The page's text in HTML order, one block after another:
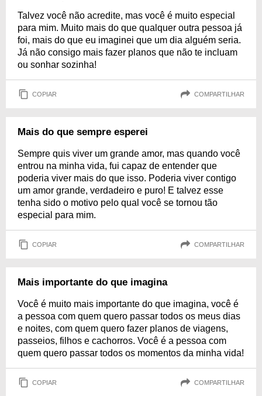
Talvez você não acredite, mas você é muito especial
para mim. Muito mais do que qualquer outra pessoa já
foi, mais do que eu imaginei que um dia alguém seria.
Já não consigo mais fazer planos que não te incluam
ou sonhar sozinha!
COPIAR COMPARTILHAR
Mais do que sempre esperei
Sempre quis viver um grande amor, mas quando você
entrou na minha vida, fui capaz de entender que
poderia viver mais do que isso. Poderia viver contigo
um amor grande, verdadeiro e puro! E talvez esse
tenha sido o motivo pelo qual você se tornou tão
especial para mim.
COPIAR COMPARTILHAR
Mais importante do que imagina
Você é muito mais importante do que imagina, você é
a pessoa com quem quero passar todos os meus dias
e noites, com quem quero fazer planos de viagens,
passeios, filhos e cachorros. Você é a pessoa com
quem quero passar todos os momentos da minha vida!
COPIAR COMPARTILHAR